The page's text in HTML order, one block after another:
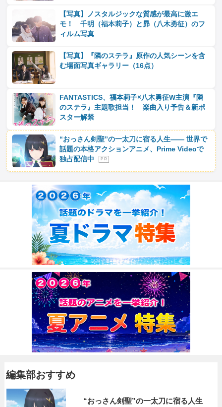
【写真】ノスタルジックな質感が最高に激エ
モ！ 千明（福本莉子）と昴（八木勇征）のフ
ィルム写真
【写真】『隣のステラ』原作の人気シーンを含
む場面写真ギャラリー（16点）
FANTASTICS、福本莉子×八木勇征W主演『隣
のステラ』主題歌担当！ 楽曲入り予告＆新ポ
スター解禁
“おっさん剣聖”の一太刀に宿る人生―― 世界で
話題の本格アクションアニメ、Prime Videoで
独占配信中
P R
編集部おすすめ
“おっさん剣聖”の一太刀に宿る人生